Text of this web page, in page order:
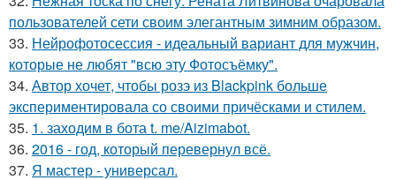
пользователей сети своим элегантным зимним образом.
33. Нейрофотосессия - идеальный вариант для мужчин,
которые не любят "всю эту Фотосъёмку".
34. Автор хочет, чтобы розэ из Blackpink больше
экспериментировала со своими причёсками и стилем.
35. 1. заходим в бота t. me/Aizimabot.
36. 2016 - год, который перевернул всё.
37. Я мастер - универсал.